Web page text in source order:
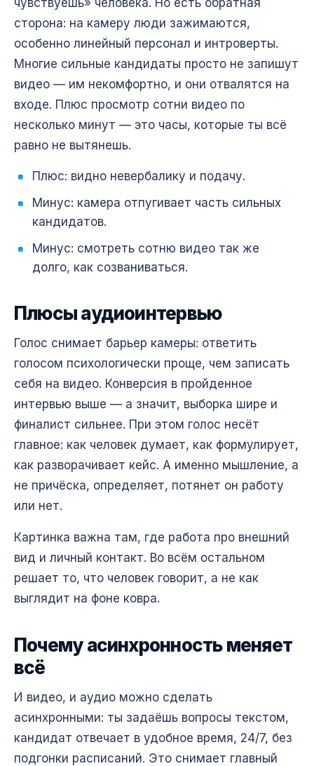
чувствуешь» человека. Но есть обратная
сторона: на камеру люди зажимаются,
особенно линейный персонал и интроверты.
Многие сильные кандидаты просто не запишут
видео — им некомфортно, и они отвалятся на
входе. Плюс просмотр сотни видео по
несколько минут — это часы, которые ты всё
равно не вытянешь.
Плюс: видно невербалику и подачу.
Минус: камера отпугивает часть сильных
кандидатов.
Минус: смотреть сотню видео так же
долго, как созваниваться.
Плюсы аудиоинтервью
Голос снимает барьер камеры: ответить
голосом психологически проще, чем записать
себя на видео. Конверсия в пройденное
интервью выше — а значит, выборка шире и
финалист сильнее. При этом голос несёт
главное: как человек думает, как формулирует,
как разворачивает кейс. А именно мышление, а
не причёска, определяет, потянет он работу
или нет.
Картинка важна там, где работа про внешний
вид и личный контакт. Во всём остальном
решает то, что человек говорит, а не как
выглядит на фоне ковра.
Почему асинхронность меняет
всё
И видео, и аудио можно сделать
асинхронными: ты задаёшь вопросы текстом,
кандидат отвечает в удобное время, 24/7, без
подгонки расписаний. Это снимает главный